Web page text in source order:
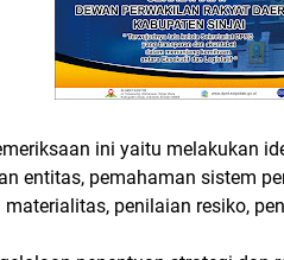
ini yaitu melakukan
entitas, pemahaman sistem
materialitas, penilaian resiko,